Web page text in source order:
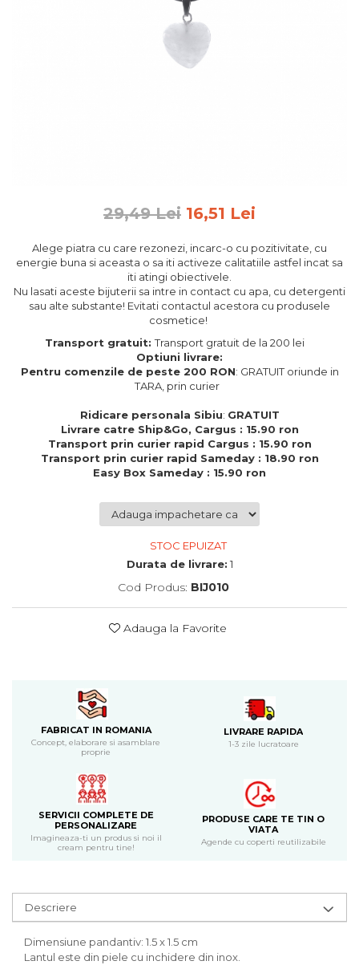
Rame foto din lemn
Aromaterapie
Decoratiuni pentru casa
Genti si portofele barbati din
piele naturala
Cadouri de Paste
Produse personalizate pentru
nunti si botezuri
Martisoare
Cadouri personalizate pentru
Cadouri pentru profesori
Cadouri pentru parinti
Cadouri pentru tata
Cadouri pentru bunici
Cadouri personalizate pentru nasi
Bijuterii
CERCEI ZAMAC
Ateliere - planse cu nisip colorat
29,49 Lei 16,51 Lei
Alege piatra cu care rezonezi, incarc-o cu pozitivitate, cu
energie buna si aceasta o sa iti activeze calitatiile astfel incat sa
iti atingi obiectivele.
Nu lasati aceste bijuterii sa intre in contact cu apa, cu detergenti
sau alte substante! Evitati contactul acestora cu produsele
cosmetice!
Transport gratuit:Transport gratuit de la 200 lei
Optiuni livrare:
Pentru comenzile de peste 200 RON: GRATUIT oriunde in
TARA, prin curier
Ridicare personala Sibiu: GRATUIT
Livrare catre Ship&Go, Cargus : 15.90 ron
Transport prin curier rapid Cargus : 15.90 ron
Transport prin curier rapid Sameday : 18.90 ron
Easy Box Sameday : 15.90 ron
STOC EPUIZAT
Durata de livrare: 1
Cod Produs: BIJ010
Adauga la Favorite
FABRICAT IN ROMANIA
Concept, elaborare si asamblare
proprie
LIVRARE RAPIDA
1-3 zile lucratoare
SERVICII COMPLETE DE
PERSONALIZARE
Imagineaza-ti un produs si noi il
cream pentru tine!
PRODUSE CARE TE TIN O
VIATA
Agende cu coperti reutilizabile
Descriere
Dimensiune pandantiv: 1.5 x 1.5 cm
Lantul este din piele cu inchidere din inox.